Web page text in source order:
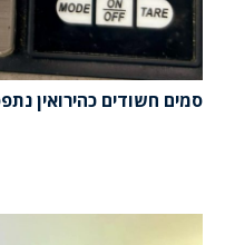
סמים חשודים כהירואין